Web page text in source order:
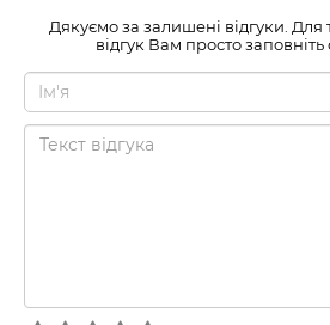
Дякуємо за залишені відгуки.
відгук Вам просто